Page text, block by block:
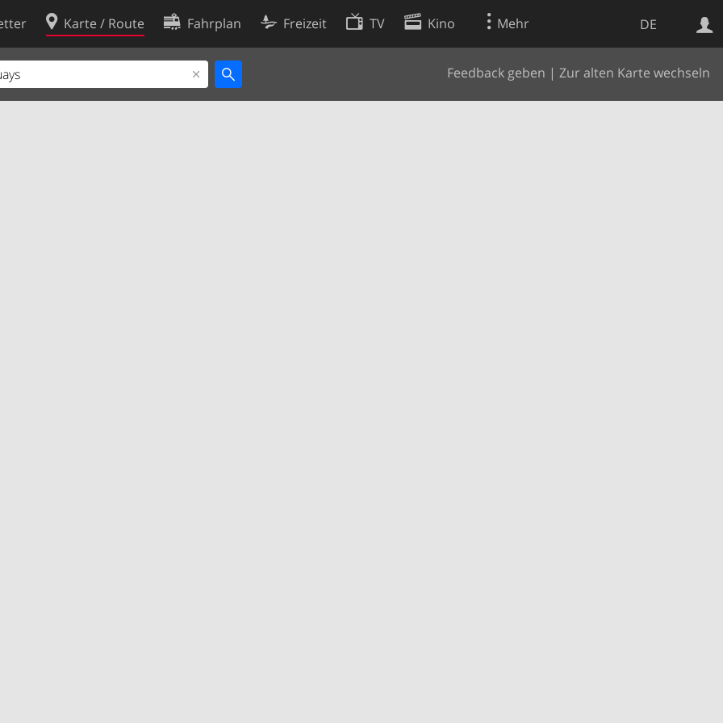
DE
Karte / Route Fahrplan Freizeit TV Kino Mehr
Feedback geben | Zur alten Karte wechseln
Websuche
Cookie-Richtlinie
Cookie-Einstellungen